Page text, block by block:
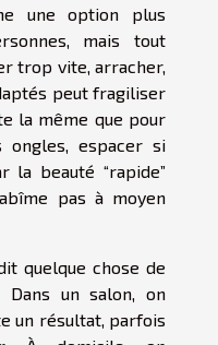
une option plus
mais tout
trop vite, arracher,
peut fragiliser
la même que pour
espacer si
la beauté “rapide”
pas à moyen
quelque chose de
un salon, on
un résultat, parfois